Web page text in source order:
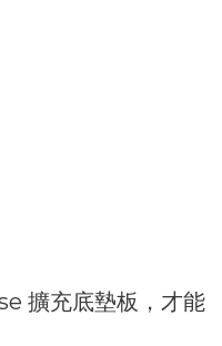
擴充底墊板， 才能